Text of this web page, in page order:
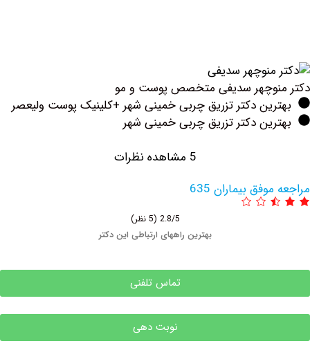
سدیفی متخصص پوست و مو
دکتر تزریق چربی خمینی شهر +کلینیک پوست ولیعصر
دکتر تزریق چربی خمینی شهر
بیماران 635
بهترین راههای ارتباطی این دکتر
تماس تلفنی
نوبت دهی